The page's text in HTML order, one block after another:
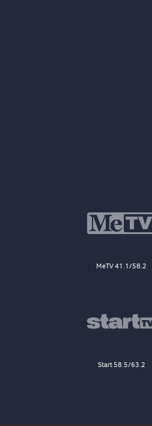
MeTV 41.1/58.2
Start 58.5/63.2